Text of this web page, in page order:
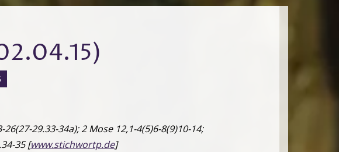
29.33-34a); 2 Mose 12,1-4(5)6-8(9)10-14;
35 [www.stichwortp.de]